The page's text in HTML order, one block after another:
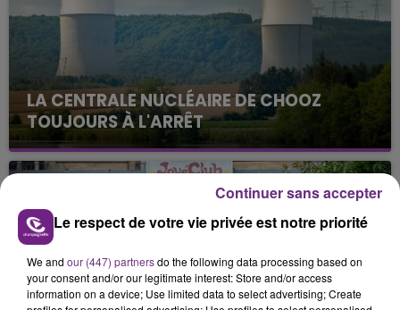
LA CENTRALE NUCLÉAIRE DE CHOOZ
TOUJOURS À L'ARRÊT
Cela fait déjà une semaine que la centrale
nucléaire ardennaise est à l'arrêt. Une situation
justifiée par la sécheresse intense qui est toujours
présente.
Le respect de votre vie privée est notre priorité
We and our (447) partnersdo the following data processing based on
your consent and/or our legitimate interest: Store and/or access
information on a device; Use limited data to select advertising; Create
Continuer sans accepter